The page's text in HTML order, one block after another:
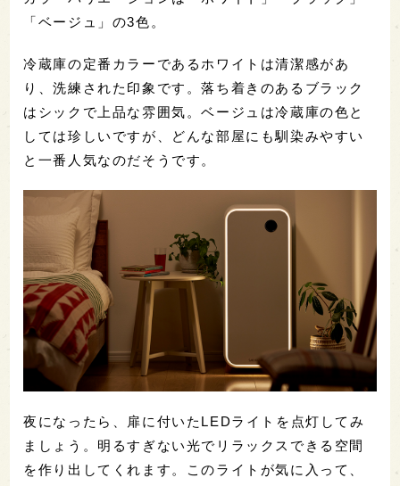
「ベージュ」の3色。
冷蔵庫の定番カラーであるホワイトは清潔感があ
り、洗練された印象です。落ち着きのあるブラック
はシックで上品な雰囲気。ベージュは冷蔵庫の色と
しては珍しいですが、どんな部屋にも馴染みやすい
と一番人気なのだそうです。
夜になったら、扉に付いたLEDライトを点灯してみ
ましょう。明るすぎない光でリラックスできる空間
を作り出してくれます。このライトが気に入って、